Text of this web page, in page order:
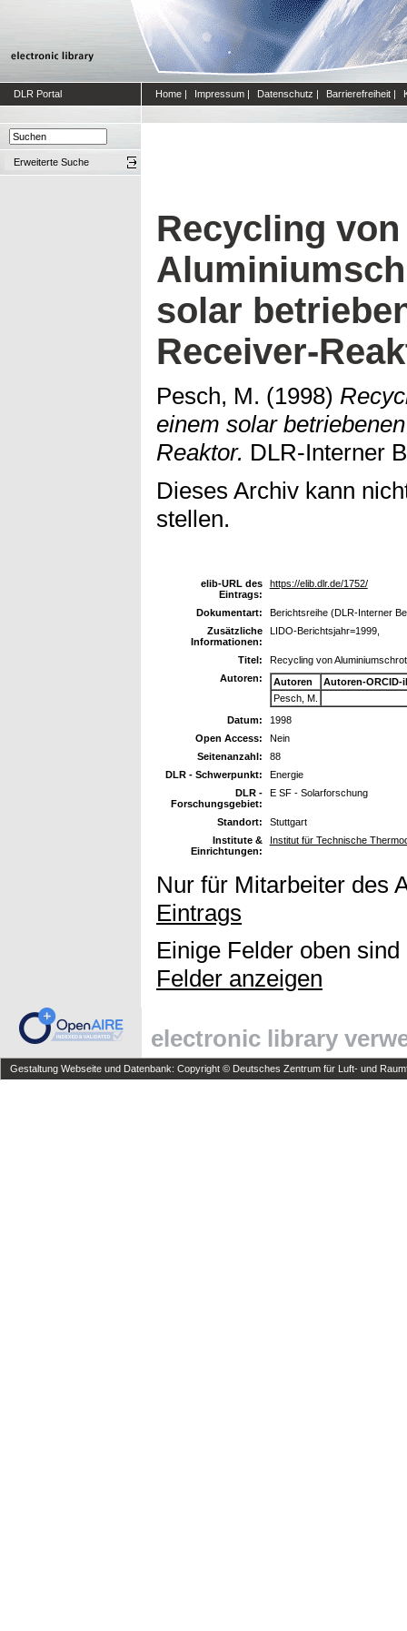
DLR Portal Home | Impressum | Datenschutz | Barrierefreiheit |
Erweiterte Suche
Recycling von
solar
Receiver-
Pesch, M. (1998)
einem solar
Reaktor. DLR-Interner
Dieses Archiv kann
stellen.
elib-URL des
Eintrags:
https://elib.dlr.de/1752/
Dokumentart:
Berichtsreihe (DLR-Interner
Zusätzliche
Informationen:
LIDO-Berichtsjahr=1999,
Titel:
Recycling von
Autoren:
Autoren
Autoren-ORCID-
Pesch, M.
Datum:
1998
Open Access:
Nein
Seitenanzahl:
88
DLR - Schwerpunkt:
Energie
DLR -
Forschungsgebiet:
E SF - Solarforschung
Standort:
Stuttgart
Institute &
Einrichtungen:
Institut für Technische
Nur für Mitarbeiter des
Eintrags
Einige Felder oben
Felder anzeigen
electronic library
Gestaltung Webseite und Datenbank: Copyright © Deutsches Zentrum für Luft- und